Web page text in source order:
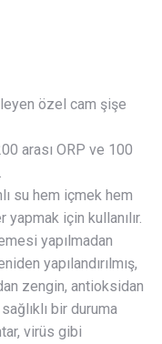
özel cam şişe
arası ORP ve 100
su hem içmek hem
için kullanılır.
yapılmadan
yapılandırılmış,
zengin, antioksidan
bir duruma
virüs gibi